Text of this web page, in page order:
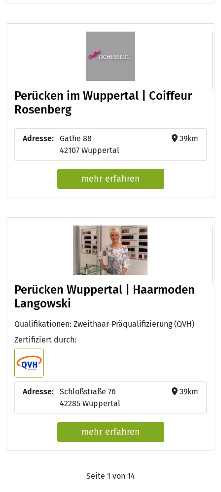
Perücken im Wuppertal | Coiffeur
Rosenberg
Adresse:
Gathe 88
42107 Wuppertal
39km
mehr erfahren
Perücken Wuppertal | Haarmoden
Langowski
Qualifikationen: Zweithaar-Präqualifizierung (QVH)
Zertifiziert durch:
Adresse:
Schloßstraße 76
42285 Wuppertal
39km
mehr erfahren
Seite 1 von 14